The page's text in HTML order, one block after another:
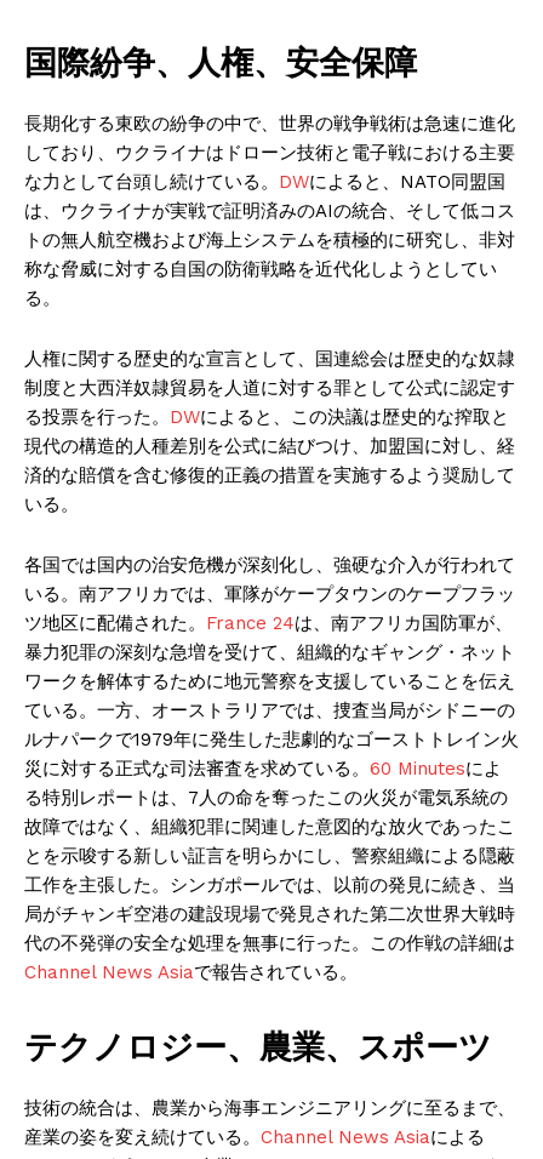
国際紛争、人権、安全保障
長期化する東欧の紛争の中で、世界の戦争戦術は急速に進化
しており、ウクライナはドローン技術と電子戦における主要
な力として台頭し続けている。 DWによると、NATO同盟国
は、ウクライナが実戦で証明済みのAIの統合、そして低コス
トの無人航空機および海上システムを積極的に研究し、非対
称な脅威に対する自国の防衛戦略を近代化しようとしてい
る。
人権に関する歴史的な宣言として、国連総会は歴史的な奴隷
制度と大西洋奴隷貿易を人道に対する罪として公式に認定す
る投票を行った。 DWによると、この決議は歴史的な搾取と
現代の構造的人種差別を公式に結びつけ、加盟国に対し、経
済的な賠償を含む修復的正義の措置を実施するよう奨励して
いる。
各国では国内の治安危機が深刻化し、強硬な介入が行われて
いる。南アフリカでは、軍隊がケープタウンのケープフラッ
ツ地区に配備された。 France 24は、南アフリカ国防軍が、
暴力犯罪の深刻な急増を受けて、組織的なギャング・ネット
ワークを解体するために地元警察を支援していることを伝え
ている。一方、オーストラリアでは、捜査当局がシドニーの
ルナパークで1979年に発生した悲劇的なゴーストトレイン火
災に対する正式な司法審査を求めている。 60 Minutesによ
る特別レポートは、7人の命を奪ったこの火災が電気系統の
故障ではなく、組織犯罪に関連した意図的な放火であったこ
とを示唆する新しい証言を明らかにし、警察組織による隠蔽
工作を主張した。シンガポールでは、以前の発見に続き、当
局がチャンギ空港の建設現場で発見された第二次世界大戦時
代の不発弾の安全な処理を無事に行った。この作戦の詳細は
Channel News Asiaで報告されている。
テクノロジー、農業、スポーツ
技術の統合は、農業から海事エンジニアリングに至るまで、
産業の姿を変え続けている。 Channel News Asiaによる